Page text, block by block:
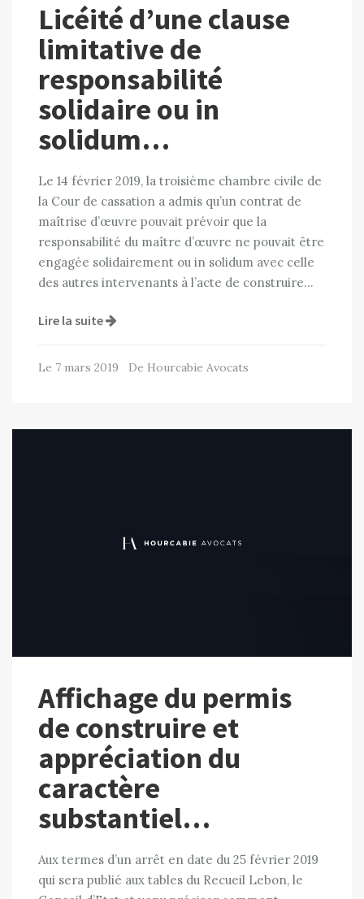
Licéité d’une clause
limitative de
responsabilité
solidaire ou in
solidum…
Le 14 février 2019, la troisième chambre civile de
la Cour de cassation a admis qu’un contrat de
maîtrise d’œuvre pouvait prévoir que la
responsabilité du maître d’œuvre ne pouvait être
engagée solidairement ou in solidum avec celle
des autres intervenants à l’acte de construire…
Lire la suite
Le 7 mars 2019 De Hourcabie Avocats
Affichage du permis
de construire et
appréciation du
caractère
substantiel…
Aux termes d’un arrêt en date du 25 février 2019
qui sera publié aux tables du Recueil Lebon, le